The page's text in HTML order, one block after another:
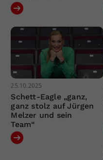
25.10.2025
Schett-Eagle „ganz,
ganz stolz auf Jürgen
Melzer und sein
Team“